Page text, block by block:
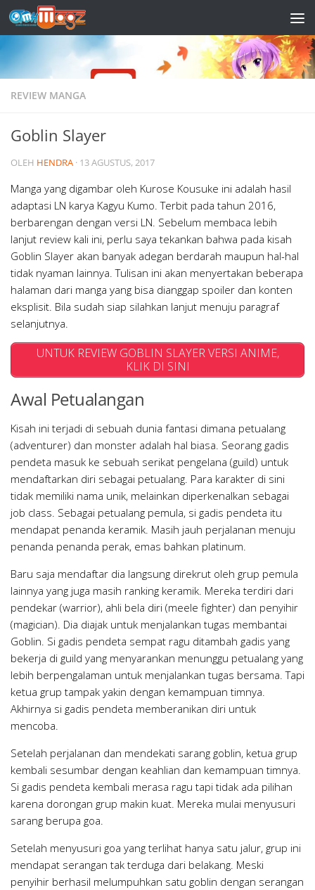
Skip to content
REVIEW MANGA
Goblin Slayer
OLEH HENDRA · 13 AGUSTUS, 2017
Manga yang digambar oleh Kurose Kousuke ini adalah hasil
adaptasi LN karya Kagyu Kumo. Terbit pada tahun 2016,
berbarengan dengan versi LN. Sebelum membaca lebih
lanjut review kali ini, perlu saya tekankan bahwa pada kisah
Goblin Slayer akan banyak adegan berdarah maupun hal-hal
tidak nyaman lainnya. Tulisan ini akan menyertakan beberapa
halaman dari manga yang bisa dianggap spoiler dan konten
eksplisit. Bila sudah siap silahkan lanjut menuju paragraf
selanjutnya.
UNTUK REVIEW GOBLIN SLAYER VERSI ANIME,
KLIK DI SINI
Awal Petualangan
Kisah ini terjadi di sebuah dunia fantasi dimana petualang
(adventurer) dan monster adalah hal biasa. Seorang gadis
pendeta masuk ke sebuah serikat pengelana (guild) untuk
mendaftarkan diri sebagai petualang. Para karakter di sini
tidak memiliki nama unik, melainkan diperkenalkan sebagai
job class . Sebagai petualang pemula, si gadis pendeta itu
mendapat penanda keramik. Masih jauh perjalanan menuju
penanda penanda perak, emas bahkan platinum.
Baru saja mendaftar dia langsung direkrut oleh grup pemula
lainnya yang juga masih ranking keramik. Mereka terdiri dari
pendekar (warrior), ahli bela diri (meele fighter) dan penyihir
(magician). Dia diajak untuk menjalankan tugas membantai
Goblin. Si gadis pendeta sempat ragu ditambah gadis yang
bekerja di guild yang menyarankan menunggu petualang yang
lebih berpengalaman untuk menjalankan tugas bersama. Tapi
ketua grup tampak yakin dengan kemampuan timnya.
Akhirnya si gadis pendeta memberanikan diri untuk
mencoba.
Setelah perjalanan dan mendekati sarang goblin, ketua grup
kembali sesumbar dengan keahlian dan kemampuan timnya.
Si gadis pendeta kembali merasa ragu tapi tidak ada pilihan
karena dorongan grup makin kuat. Mereka mulai menyusuri
sarang berupa goa.
Setelah menyusuri goa yang terlihat hanya satu jalur, grup ini
mendapat serangan tak terduga dari belakang. Meski
penyihir berhasil melumpuhkan satu goblin dengan serangan